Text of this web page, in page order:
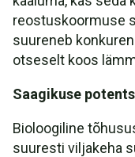
reostuskoormuse
suureneb
otseselt koos
Saagikuse
Bioloogiline
suuresti viljakeha